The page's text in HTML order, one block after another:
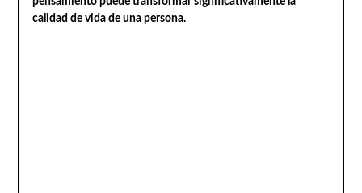
calidad de vida de una persona.